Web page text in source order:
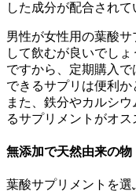
した成分が配合されて
男性が女性用の葉酸
して飲むが良いでしょ
ですから、定期購入
できるサプリは便利か
また、鉄分やカルシ
るサプリメントがオス
無添加で天然由来の物
葉酸サプリメントを